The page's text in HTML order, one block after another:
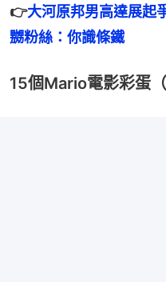
👉大河原邦男高達展起
嬲粉絲：你識條鐵
15個Mario電影彩蛋（